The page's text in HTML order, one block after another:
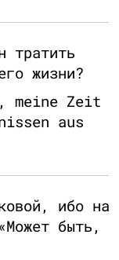
тратить
жизни?
meine Zeit
aus
ибо на
быть,